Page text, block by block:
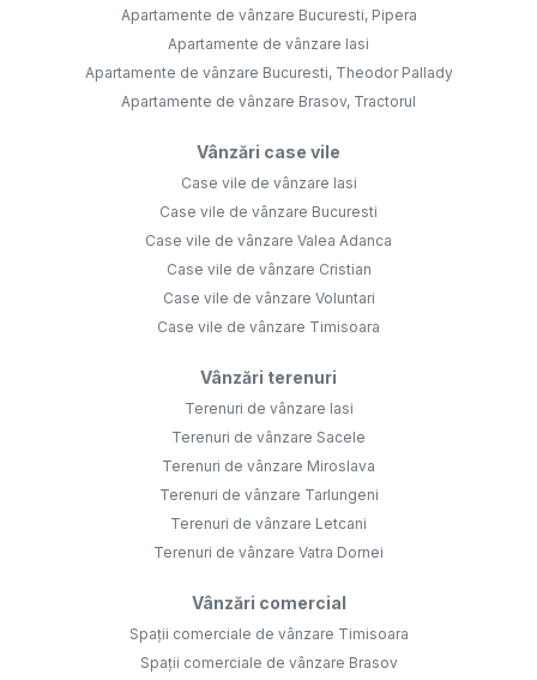
Apartamente de vânzare Bucuresti, Pipera
Apartamente de vânzare Iasi
Apartamente de vânzare Bucuresti, Theodor Pallady
Apartamente de vânzare Brasov, Tractorul
Vânzări case vile
Case vile de vânzare Iasi
Case vile de vânzare Bucuresti
Case vile de vânzare Valea Adanca
Case vile de vânzare Cristian
Case vile de vânzare Voluntari
Case vile de vânzare Timisoara
Vânzări terenuri
Terenuri de vânzare Iasi
Terenuri de vânzare Sacele
Terenuri de vânzare Miroslava
Terenuri de vânzare Tarlungeni
Terenuri de vânzare Letcani
Terenuri de vânzare Vatra Dornei
Vânzări comercial
Spații comerciale de vânzare Timisoara
Spații comerciale de vânzare Brasov